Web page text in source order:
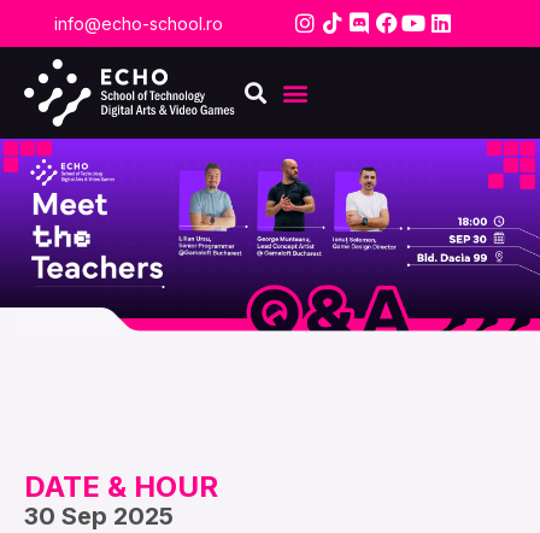
info@echo-school.ro
DATE & HOUR
30 Sep 2025